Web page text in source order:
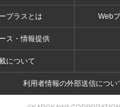
プラスとは Web
ス・情報提供
について
利用者情報の外部送信につい